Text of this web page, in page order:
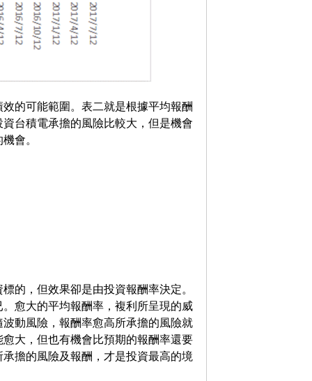
的可能範圍。表二就是根據平均報酬
台積電承擔的風險比較大，但是機會
會。
的，但效果卻是由投資報酬率決定。
愈大的平均報酬率，複利所呈現的威
動風險，報酬率愈高所承擔的風險就
大，但也有機會比預期的報酬率還要
擔的風險及報酬，才是投資最高的境